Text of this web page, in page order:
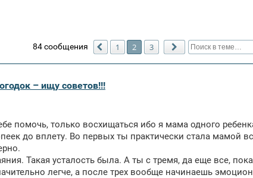
84 сообщения Пред.
1 2 3 След.
– ищу советов!!!
помочь, только восхищаться ибо я мама одного
до вплету. Во первых ты практически стала мамой
Такая усталость была. А ты с тремя, да еще все,
легче, а после трех вообще начинаешь